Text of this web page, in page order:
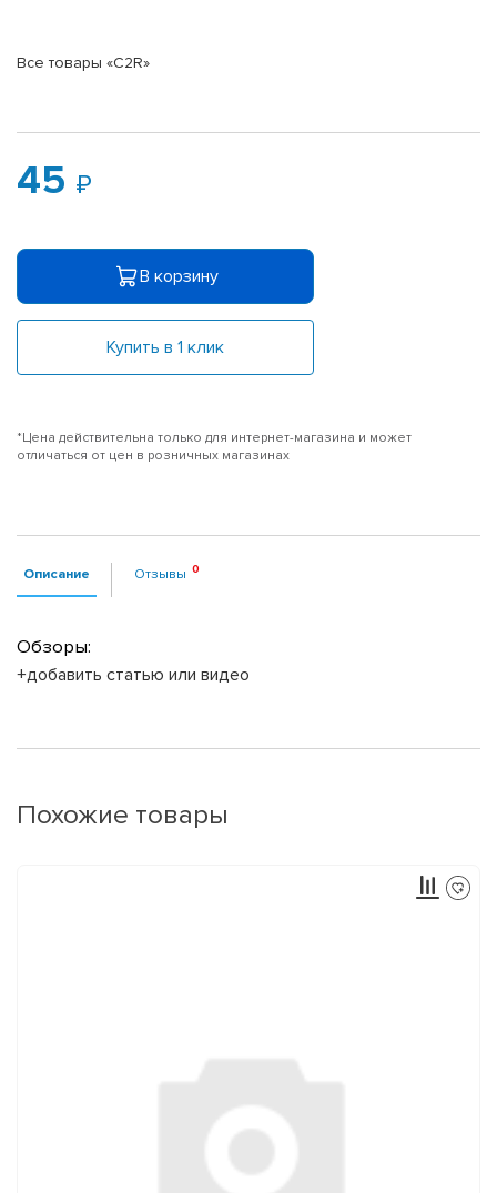
Все товары «C2R»
45
В корзину
Купить в 1 клик
*Цена действительна только для интернет-магазина и может
отличаться от цен в розничных магазинах
Описание Отзывы
Обзоры:
+добавить статью или видео
Похожие товары